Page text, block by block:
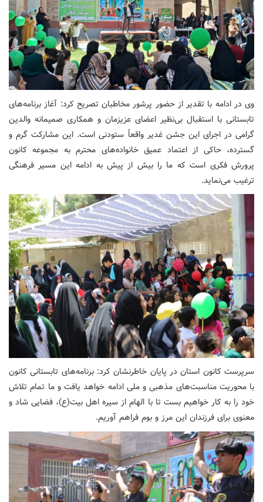
وی در ادامه با تقدیر از حضور پرشور مخاطبان تصریح کرد: آغاز برنامه‌های
تابستانی با استقبال بی‌نظیر اعضای عزیزمان و همکاری صمیمانه والدین
گرامی در اجرای این جشن غدیر واقعاً ستودنی است. این مشارکت گرم و
گسترده، حاکی از اعتماد عمیق خانواده‌های محترم به مجموعه کانون
پرورش فکری است که ما را بیش از پیش به ادامه این مسیر فرهنگی
ترغیب می‌نماید.
سرپرست کانون استان در پایان خاطرنشان کرد: برنامه‌های تابستانی کانون
با محوریت مناسبت‌های مذهبی و ملی ادامه خواهد یافت و ما تمام تلاش
خود را به کار خواهیم بست تا با الهام از سیره اهل بیت(ع)، فضایی شاد و
معنوی برای فرزندان این مرز و بوم فراهم آوریم.